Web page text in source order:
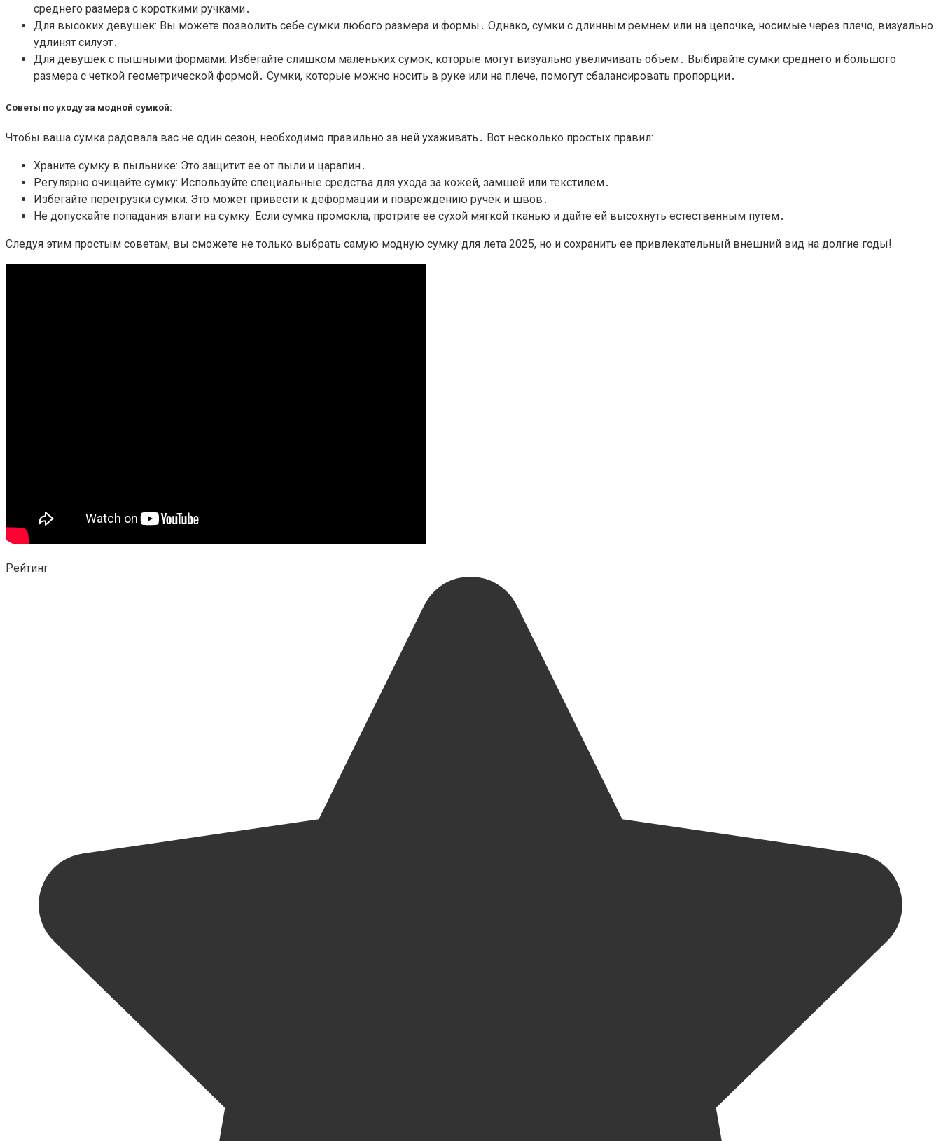
среднего размера с короткими ручками․
Для высоких девушек: Вы можете позволить себе сумки любого размера и формы․ Однако, сумки с длинным ремнем или на цепочке, носимые через плечо, визуально
удлинят силуэт․
Для девушек с пышными формами: Избегайте слишком маленьких сумок, которые могут визуально увеличивать объем․ Выбирайте сумки среднего и большого
размера с четкой геометрической формой․ Сумки, которые можно носить в руке или на плече, помогут сбалансировать пропорции․
Советы по уходу за модной сумкой:
Чтобы ваша сумка радовала вас не один сезон, необходимо правильно за ней ухаживать․ Вот несколько простых правил:
Храните сумку в пыльнике: Это защитит ее от пыли и царапин․
Регулярно очищайте сумку: Используйте специальные средства для ухода за кожей, замшей или текстилем․
Избегайте перегрузки сумки: Это может привести к деформации и повреждению ручек и швов․
Не допускайте попадания влаги на сумку: Если сумка промокла, протрите ее сухой мягкой тканью и дайте ей высохнуть естественным путем․
Следуя этим простым советам, вы сможете не только выбрать самую модную сумку для лета 2025, но и сохранить ее привлекательный внешний вид на долгие годы!
Рейтинг